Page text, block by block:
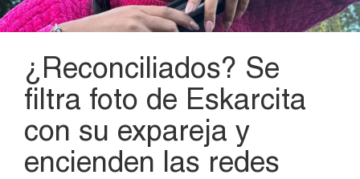
¿Reconciliados? Se
filtra foto de Eskarcita
con su expareja y
encienden las redes